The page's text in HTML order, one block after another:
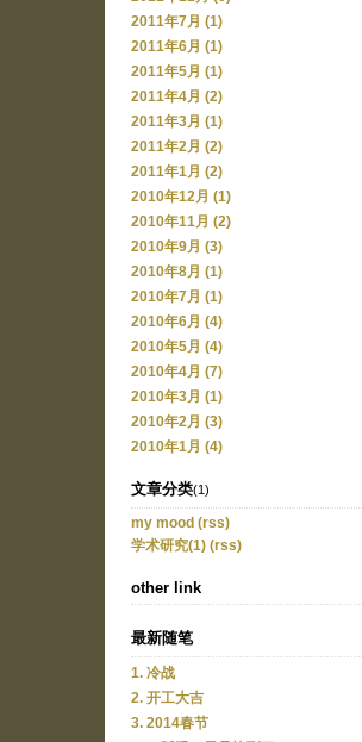
2011年7月 (1)
2011年6月 (1)
2011年5月 (1)
2011年4月 (2)
2011年3月 (1)
2011年2月 (2)
2011年1月 (2)
2010年12月 (1)
2010年11月 (2)
2010年9月 (3)
2010年8月 (1)
2010年7月 (1)
2010年6月 (4)
2010年5月 (4)
2010年4月 (7)
2010年3月 (1)
2010年2月 (3)
2010年1月 (4)
文章分类(1)
my mood (rss)
学术研究(1) (rss)
other link
最新随笔
1. 冷战
2. 开工大吉
3. 2014春节